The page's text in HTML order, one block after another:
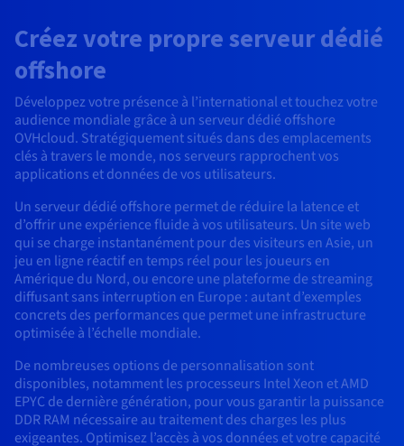
Quantum
Sécurité
Opérations
Tarifs
Régions
Documentation
Roadmap & Changelog
DISTRIBUER MON TRAFIC
Load Balancer
Tarifs
Disponibilités par régions
Roadmap & Changelog
AI Endpoints - Bases API
AI Endpoints - Batch API
GPUS
Nvidia H200
Nvidia H100
Nvidia L40S
Nvidia L4
Toutes les GPUs →
Tarifs
Managed HSM
Dedicated HSM
Infrastructure Anti-DDoS
Disponibilités par régions
Documentation
Roadmap & Changelog
Disponibilités par régions
Documentation
Roadmap & Changelog
MCP Server
Tarifs
Disponibilités par régions
Documentation
Roadmap & Changelog
Guides et documentation
Conformité et certifications
Roadmap & Changelog
SAP HANA ON OVHCLOUD
SAP HANA on Bare Metal
SAP HANA on Private Cloud
Tarifs
Documentation
Roadmap & Changelog
Cloud Native
OPCP Packager
CLOUD READY
Cloud ready
Self-Service Portal, API & IaC
IAM & Tenant Management
Gouvernance & Quotas
Observabilité
BGP Services
PROTECTION & SÉCURITÉ
Infrastructure Anti-DDoS
Protection Game DDoS
DNSSEC
SSL Gateway
Documentation
Roadmap & Changelog
Guides et documentation
Roadmap & Changelog
USAGES
Résilience et AZ
Grid computing
Virtualisation et conteneurisation
Site web et application métier
Tous les usages
Tarifs
OS & licences
Documentation
Roadmap & Changelog
Tous les usages
Documentation
Roadmap & Changelog
CDN Infrastructure
PROTECTION & SÉCURITÉ
Infrastructure Anti-DDoS
DNSSEC
SSL Gateway
Documentation
Roadmap & Changelog
Bases de données additionnelles
Option CDN
USAGES
Comment créer un site web ?
Héberger votre site WordPress
Créer mon site en 1 click
Créer ma boutique en ligne
Documentation
Roadmap & Changelog
Créez votre propre serveur dédié
offshore
Développez votre présence à l’international et touchez votre
audience mondiale grâce à un serveur dédié offshore
OVHcloud. Stratégiquement situés dans des emplacements
clés à travers le monde, nos serveurs rapprochent vos
applications et données de vos utilisateurs.
Un serveur dédié offshore permet de réduire la latence et
d’offrir une expérience fluide à vos utilisateurs. Un site web
qui se charge instantanément pour des visiteurs en Asie, un
jeu en ligne réactif en temps réel pour les joueurs en
Amérique du Nord, ou encore une plateforme de streaming
diffusant sans interruption en Europe : autant d’exemples
concrets des performances que permet une infrastructure
optimisée à l’échelle mondiale.
De nombreuses options de personnalisation sont
disponibles, notamment les processeurs Intel Xeon et AMD
EPYC de dernière génération, pour vous garantir la puissance
DDR RAM nécessaire au traitement des charges les plus
exigeantes. Optimisez l’accès à vos données et votre capacité